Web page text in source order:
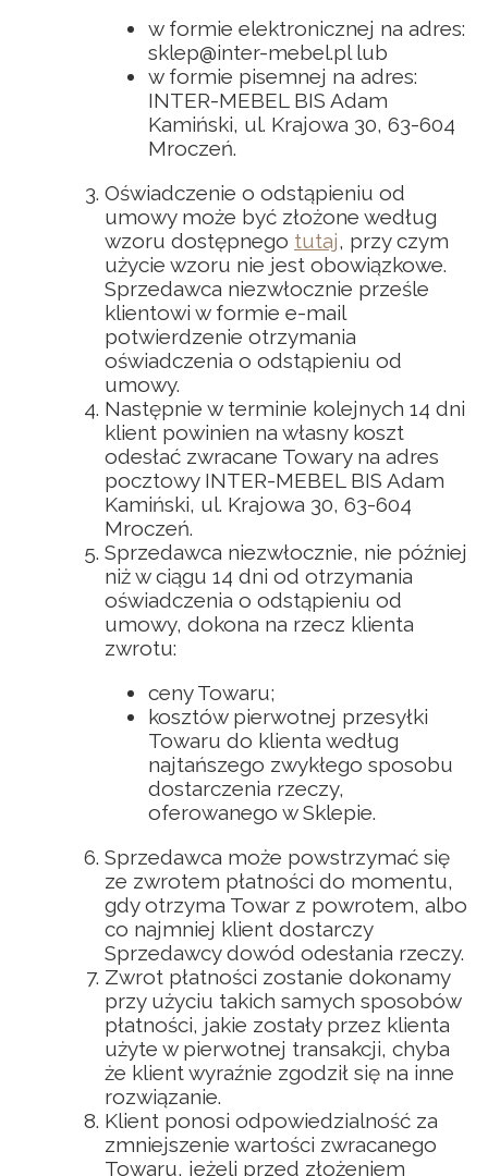
w formie elektronicznej na adres:
sklep@inter-mebel.pl lub
w formie pisemnej na adres:
INTER-MEBEL BIS Adam
Kamiński, ul. Krajowa 30, 63-604
Mroczeń.
Oświadczenie o odstąpieniu od
umowy może być złożone według
wzoru dostępnego tutaj, przy czym
użycie wzoru nie jest obowiązkowe.
Sprzedawca niezwłocznie prześle
klientowi w formie e-mail
potwierdzenie otrzymania
oświadczenia o odstąpieniu od
umowy.
Następnie w terminie kolejnych 14 dni
klient powinien na własny koszt
odesłać zwracane Towary na adres
pocztowy INTER-MEBEL BIS Adam
Kamiński, ul. Krajowa 30, 63-604
Mroczeń.
Sprzedawca niezwłocznie, nie później
niż w ciągu 14 dni od otrzymania
oświadczenia o odstąpieniu od
umowy, dokona na rzecz klienta
zwrotu:
ceny Towaru;
kosztów pierwotnej przesyłki
Towaru do klienta według
najtańszego zwykłego sposobu
dostarczenia rzeczy,
oferowanego w Sklepie.
Sprzedawca może powstrzymać się
ze zwrotem płatności do momentu,
gdy otrzyma Towar z powrotem, albo
co najmniej klient dostarczy
Sprzedawcy dowód odesłania rzeczy.
Zwrot płatności zostanie dokonamy
przy użyciu takich samych sposobów
płatności, jakie zostały przez klienta
użyte w pierwotnej transakcji, chyba
że klient wyraźnie zgodził się na inne
rozwiązanie.
Klient ponosi odpowiedzialność za
zmniejszenie wartości zwracanego
Towaru, jeżeli przed złożeniem